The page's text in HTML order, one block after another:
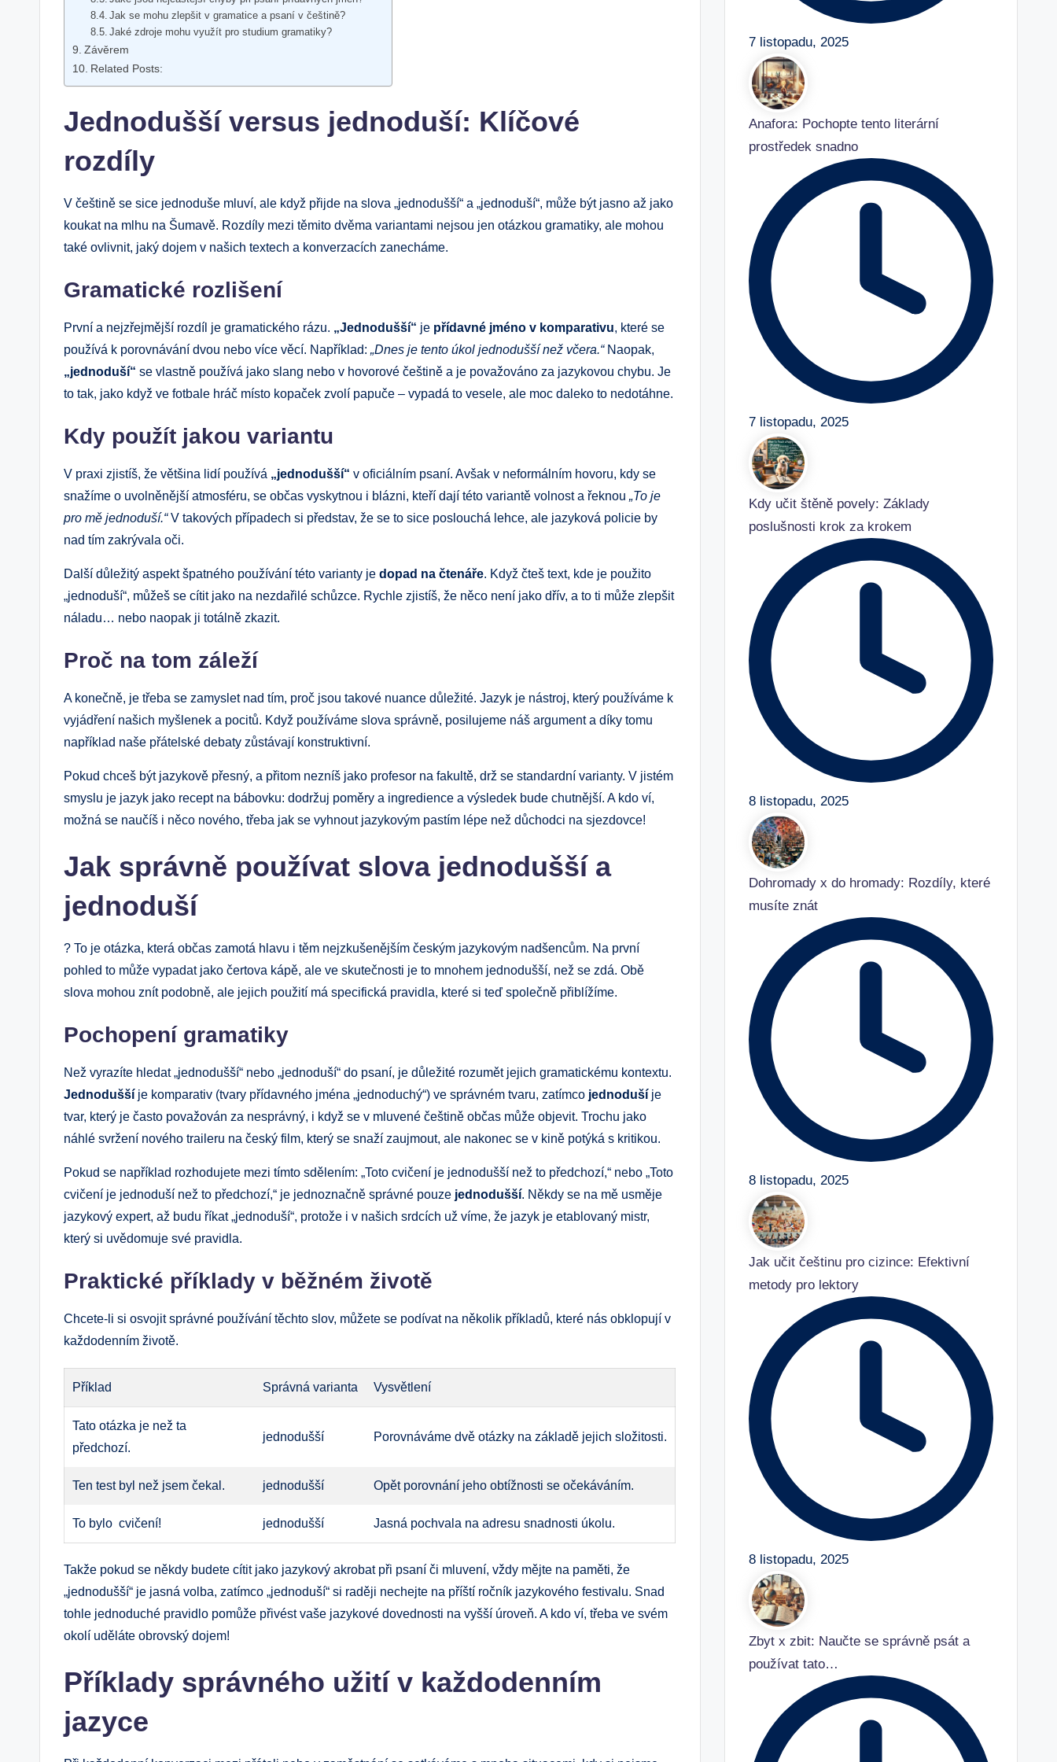
Jak se‍ mohu zlepšit v gramatice a psaní v češtině?
Jaké zdroje mohu využít⁤ pro studium gramatiky?
Závěrem
Related Posts:
Jednodušší versus jednoduší: ​Klíčové ​
rozdíly
V češtině se sice jednoduše mluví, ale když​ přijde na slova „jednodušší“⁤ a „jednoduší“, může⁤ být jasno až⁤ jako
koukat na ⁤mlhu⁤ na Šumavě. Rozdíly ⁣mezi těmito dvěma variantami nejsou‌ jen otázkou gramatiky, ale mohou
‌také ovlivnit, jaký dojem v ‍našich textech a konverzacích zanecháme.
Gramatické rozlišení
První a nejzřejmější rozdíl je gramatického rázu. „Jednodušší“ je přídavné​ jméno v komparativu,​ které se
používá k porovnávání dvou ​nebo více věcí. Například: „Dnes je tento‌ úkol jednodušší než ‍včera.“Naopak, ​
„jednoduší“ se ‌vlastně⁢ používá jako ⁢slang nebo v⁢ hovorové češtině a je ​považováno‌ za jazykovou chybu. ⁣Je
to⁤ tak, jako ‍když ve fotbale hráč⁢ místo kopaček zvolí papuče – vypadá to vesele, ale moc daleko ⁤to nedotáhne.
Kdy použít jakou variantu
V praxi zjistíš, že většina lidí používá „jednodušší“ v oficiálním psaní.⁤ Avšak v neformálním hovoru, kdy se
snažíme o uvolněnější atmosféru, se občas​ vyskytnou i blázni, kteří ​dají‌ této variantě volnost a řeknou „To je
⁣pro mě jednoduší.“V takových případech⁤ si představ, že se to sice ⁢poslouchá lehce, ‌ale jazyková policie by
nad tím zakrývala oči.
Další ​důležitý aspekt špatného používání této varianty je dopad na čtenáře.⁣ Když čteš text, kde je použito
„jednoduší“, můžeš se cítit jako na nezdařilé ⁢schůzce.‍ Rychle zjistíš, že něco není jako⁤ dřív, a to ti může zlepšit
náladu… nebo naopak ji totálně ​zkazit.
Proč na⁢ tom záleží
A konečně, ‍je třeba‌ se zamyslet​ nad tím, proč jsou takové nuance důležité. Jazyk je nástroj, který používáme k
‌vyjádření našich myšlenek a pocitů. Když používáme slova správně, posilujeme náš argument a díky tomu
například naše přátelské ‍debaty zůstávají konstruktivní.
Pokud chceš být jazykově přesný, a přitom nezníš jako profesor na fakultě, drž se standardní ⁢varianty. V jistém
smyslu‍ je jazyk jako recept na bábovku: dodržuj poměry ⁤a ingredience‌ a výsledek bude chutnější. A kdo ví,‌
možná se naučíš i něco nového, třeba jak se vyhnout jazykovým pastím lépe než důchodci na sjezdovce!
Jak ⁤správně používat slova jednodušší a
jednoduší
? To ⁢je ‌otázka, která občas zamotá ​hlavu i těm nejzkušenějším‌ českým jazykovým nadšencům.​ Na první
pohled⁢ to může vypadat jako čertova kápě, ale‍ ve skutečnosti je to mnohem jednodušší, než ⁤se⁤ zdá. Obě
slova ⁣mohou⁣ znít podobně, ale jejich použití má specifická pravidla, které si teď ⁣společně přiblížíme.
Pochopení gramatiky
Než vyrazíte‌ hledat „jednodušší“ nebo ⁣„jednoduší“ do psaní, je důležité rozumět jejich gramatickému kontextu. ⁤
Jednodušší je komparativ (tvary přídavného jména​ „jednoduchý“) ve správném tvaru, zatímco‍ jednoduší je
tvar, který ‌je často považován za nesprávný, i když se ⁣v mluvené češtině ​občas může objevit. Trochu ​jako
náhlé​ svržení nového traileru na český film, který se ⁢snaží zaujmout, ​ale nakonec se v kině potýká s kritikou.
Pokud se například ​rozhodujete mezi tímto sdělením: „Toto ⁤cvičení je jednodušší než ⁢to předchozí,“ nebo „Toto
‌cvičení je jednoduší než to předchozí,“⁢ je⁣ jednoznačně správné pouze jednodušší. Někdy se na mě usměje
jazykový expert, až budu říkat „jednoduší“, protože i ​v našich srdcích už víme, že jazyk je etablovaný⁢ mistr, ​
který si uvědomuje své pravidla.
Praktické příklady v‍ běžném životě
Chcete-li si ​osvojit správné používání ⁢těchto ‌slov, můžete se podívat⁣ na několik ⁣příkladů, které nás⁣ obklopují v​
každodenním ‍životě.
Příklad Správná varianta Vysvětlení
Tato otázka je než ta
předchozí.
jednodušší Porovnáváme ⁢dvě otázky ‍na základě jejich složitosti.
Ten test byl než ‌jsem čekal. jednodušší Opět porovnání jeho ‌obtížnosti ‌se ‍očekáváním.
To ⁣bylo ‌cvičení! jednodušší Jasná pochvala na⁢ adresu ‌snadnosti úkolu.
Takže pokud se někdy budete cítit ‍jako⁢ jazykový akrobat při psaní⁣ či mluvení, ⁢vždy mějte na paměti, že
„jednodušší“ je jasná volba, zatímco „jednoduší“ si⁤ raději nechejte na příští ročník jazykového festivalu. Snad
tohle jednoduché pravidlo⁣ pomůže přivést vaše jazykové dovednosti na vyšší úroveň. A kdo ví, třeba ve svém
‍okolí uděláte ‍obrovský dojem!
Příklady​ správného užití v každodenním
jazyce
7 listopadu, 2025
Anafora: Pochopte tento literární
prostředek snadno
7 listopadu, 2025
Kdy učit štěně povely: Základy
poslušnosti krok za krokem
8 listopadu, 2025
Dohromady x do hromady: Rozdíly, které
musíte znát
8 listopadu, 2025
Jak učit češtinu pro cizince: Efektivní
metody pro lektory
8 listopadu, 2025
Zbyt x zbit: Naučte se správně psát a
používat tato…